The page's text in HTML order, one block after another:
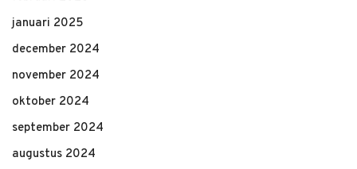
januari 2025
december 2024
november 2024
oktober 2024
september 2024
augustus 2024